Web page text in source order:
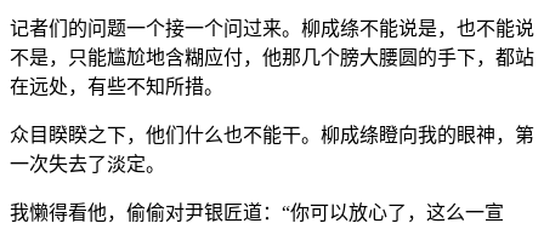
记者们的问题一个接一个问过来。柳成绦不能说是，也不能说
不是，只能尴尬地含糊应付，他那几个膀大腰圆的手下，都站
在远处，有些不知所措。
众目睽睽之下，他们什么也不能干。柳成绦瞪向我的眼神，第
一次失去了淡定。
我懒得看他，偷偷对尹银匠道：“你可以放心了，这么一宣